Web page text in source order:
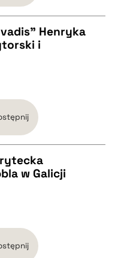
Henryka
i
w Galicji